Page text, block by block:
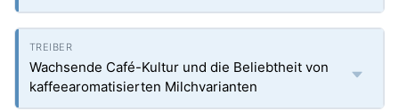
Wachsende Café-Kultur und die Beliebtheit von
kaffeearomatisierten Milchvarianten